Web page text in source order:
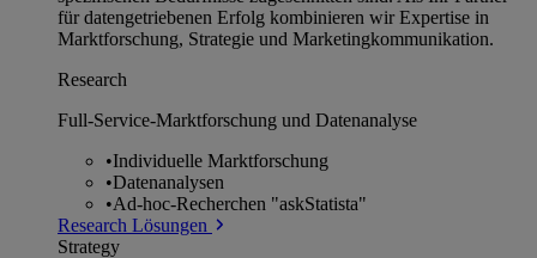
für datengetriebenen Erfolg kombinieren wir Expertise in
Marktforschung, Strategie und Marketingkommunikation.
Research
Full-Service-Marktforschung und Datenanalyse
•Individuelle Marktforschung
•Datenanalysen
•Ad-hoc-Recherchen "askStatista"
Research Lösungen
Strategy